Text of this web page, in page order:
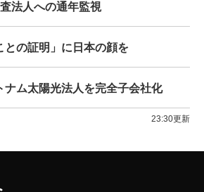
法人への通年監視
との証明」に日本の顔を
ナム太陽光法人を完全子会社化
23:30更新